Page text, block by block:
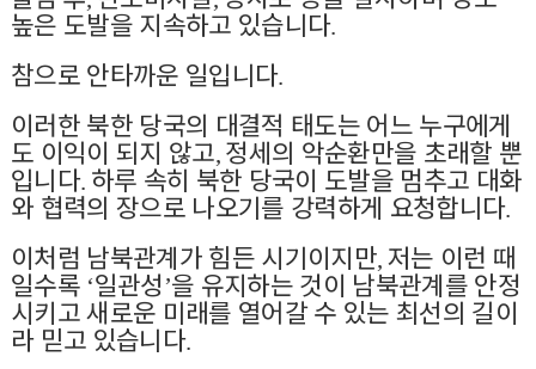
높은 도발을 지속하고 있습니다.
참으로 안타까운 일입니다.
이러한 북한 당국의 대결적 태도는 어느 누구에게
도 이익이 되지 않고, 정세의 악순환만을 초래할 뿐
입니다. 하루 속히 북한 당국이 도발을 멈추고 대화
와 협력의 장으로 나오기를 강력하게 요청합니다.
이처럼 남북관계가 힘든 시기이지만, 저는 이런 때
일수록 ‘일관성’을 유지하는 것이 남북관계를 안정
시키고 새로운 미래를 열어갈 수 있는 최선의 길이
라 믿고 있습니다.